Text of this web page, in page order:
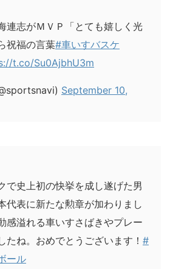
志がＭＶＰ「とても嬉しく光
祝福の言葉#車いすバスケ
t.co/Su0AjbhU3m
September 10,
で史上初の快挙を成し遂げた男
代表に新たな勲章が加わりまし
感溢れる車いすさばきやプレー
たね。おめでとうございます！ #
ール